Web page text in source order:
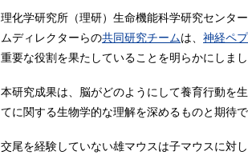
理化学研究所（理研）生命機能科学研究センタ
ムディレクターらの共同研究チームは、 神経ペ
重要な役割を果たしていることを明らかにしまし
本研究成果は、脳がどのようにして養育行動を
てに関する生物学的な理解を深めるものと期待で
交尾を経験していない雄マウスは子マウスに対